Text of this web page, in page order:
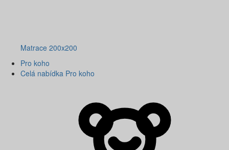
Matrace 200x200
Pro koho
Celá nabídka Pro koho